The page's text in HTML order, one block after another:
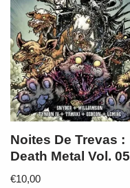
Noites De Trevas :
Death Metal Vol. 05
€10,00